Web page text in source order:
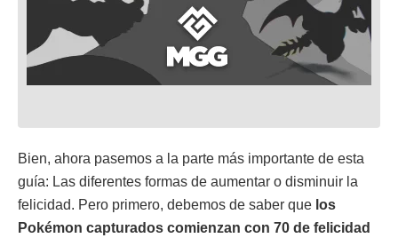
Bien, ahora pasemos a la parte más importante de esta
guía: Las diferentes formas de aumentar o disminuir la
felicidad. Pero primero, debemos de saber que los
Pokémon capturados comienzan con 70 de felicidad